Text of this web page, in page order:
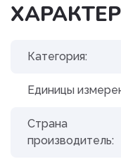
Категория:
Единицы
Страна
производитель: